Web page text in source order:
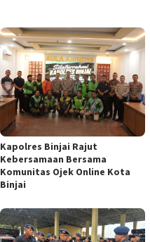
Kapolres Binjai Rajut
Kebersamaan Bersama
Komunitas Ojek Online Kota
Binjai